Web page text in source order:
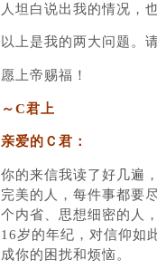
人坦白说出我的情况，
以上是我的两大问题。
愿上帝赐福！
～C君上
亲爱的Ｃ君：
你的来信我读了好几遍
完美的人，每件事都要
个内省、思想细密的人
16岁的年纪，对信仰如
成你的困扰和烦恼。